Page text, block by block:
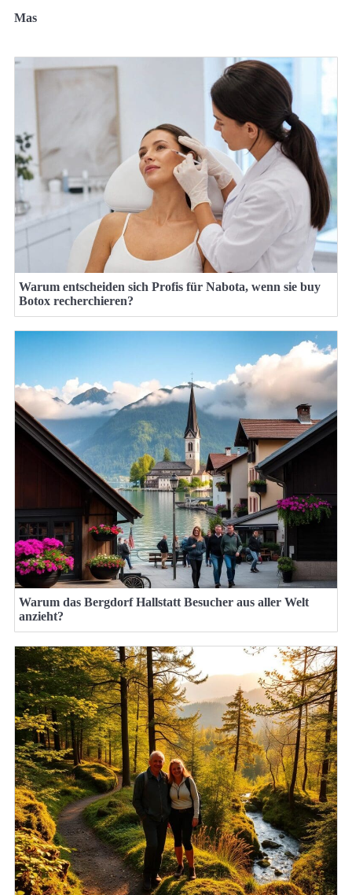
Mas
Warum entscheiden sich Profis für Nabota, wenn sie buy
Botox recherchieren?
Warum das Bergdorf Hallstatt Besucher aus aller Welt
anzieht?